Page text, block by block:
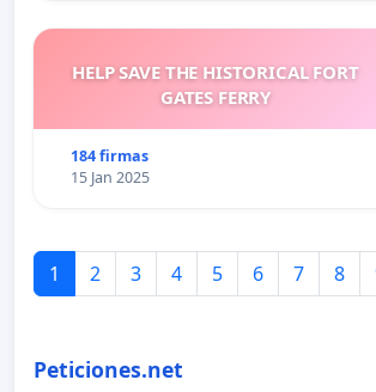
HELP SAVE THE HISTORICAL FORT
GATES FERRY
184 firmas
15 Jan 2025
1 2 3 4 5 6 7 8
Peticiones.net